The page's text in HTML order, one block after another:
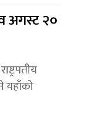
अगस्ट २०
यहाँको